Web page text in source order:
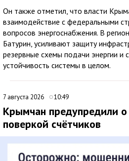
Он также отметил, что власти
взаимодействие с федеральными
вопросов энергоснабжения. В
Батурин, усиливают защиту
резервные схемы подачи энергии и
устойчивость системы в целом.
7 августа 2026 10:49
Крымчан предупредили
поверкой счётчиков